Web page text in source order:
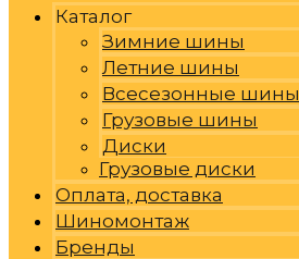
Каталог
Зимние шины
Летние шины
Всесезонные шины
Грузовые шины
Диски
Грузовые диски
Оплата, доставка
Шиномонтаж
Бренды